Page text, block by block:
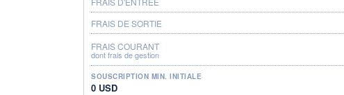
FRAIS DE SORTIE
FRAIS COURANT
dont frais de gestion
SOUSCRIPTION MIN. INITIALE
0 USD